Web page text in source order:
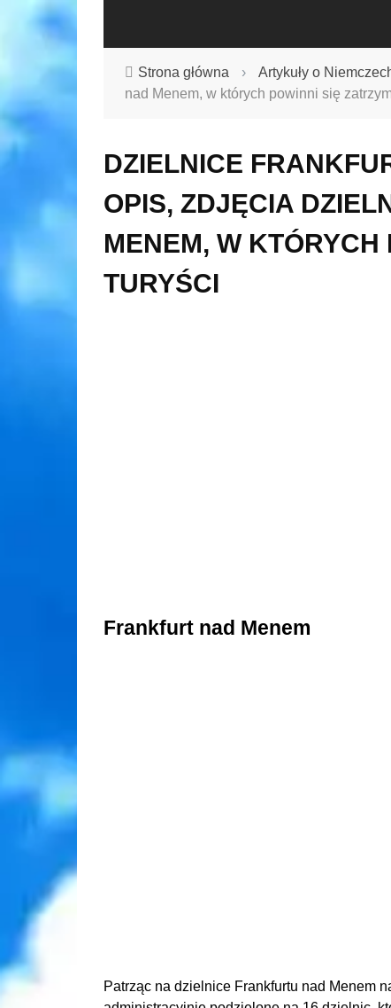
Strona główna › Artykuły o
nad Menem, w których powinni się
DZIELNICE
OPIS, ZDJĘCIA
MENEM, W
TURYŚCI
Frankfurt nad Menem
Patrząc na dzielnice Frankfurtu nad Menem